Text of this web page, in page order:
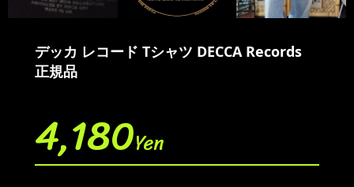
デッカ レコード Tシャツ DECCA Records
正規品
4,180Yen